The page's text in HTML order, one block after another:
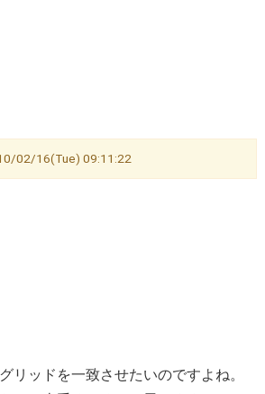
02/16(Tue) 09:11:22
リッドを一致させたいのですよね。